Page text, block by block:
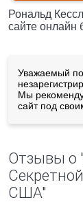
Рональд
сайте онлайн
Уважаемый
Мы
сайт под
Отзывы о
США"